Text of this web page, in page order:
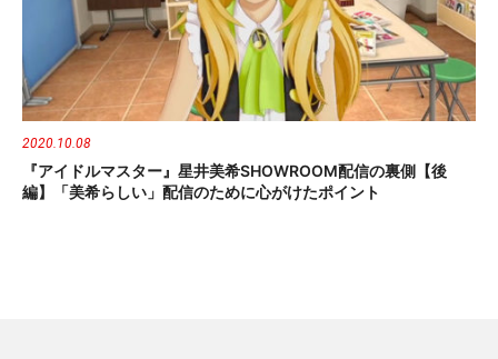
2020.10.08
『アイドルマスター』星井美希SHOWROOM配信の裏側【後
編】「美希らしい」配信のために心がけたポイント